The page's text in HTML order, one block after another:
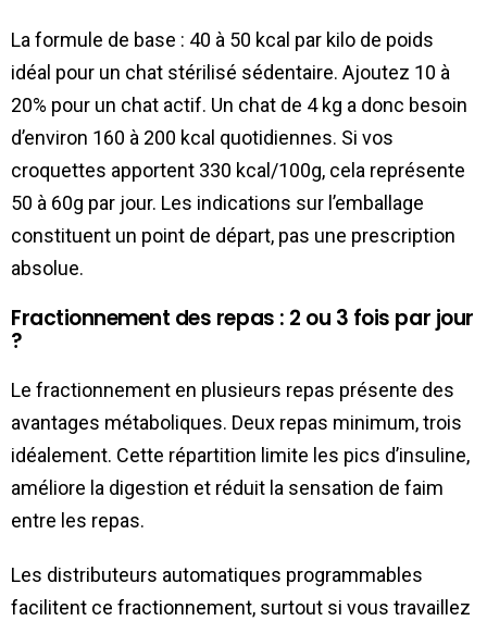
La formule de base : 40 à 50 kcal par kilo de poids
idéal pour un chat stérilisé sédentaire. Ajoutez 10 à
20% pour un chat actif. Un chat de 4 kg a donc besoin
d’environ 160 à 200 kcal quotidiennes. Si vos
croquettes apportent 330 kcal/100g, cela représente
50 à 60g par jour. Les indications sur l’emballage
constituent un point de départ, pas une prescription
absolue.
Fractionnement des repas : 2 ou 3 fois par jour
?
Le fractionnement en plusieurs repas présente des
avantages métaboliques. Deux repas minimum, trois
idéalement. Cette répartition limite les pics d’insuline,
améliore la digestion et réduit la sensation de faim
entre les repas.
Les distributeurs automatiques programmables
facilitent ce fractionnement, surtout si vous travaillez